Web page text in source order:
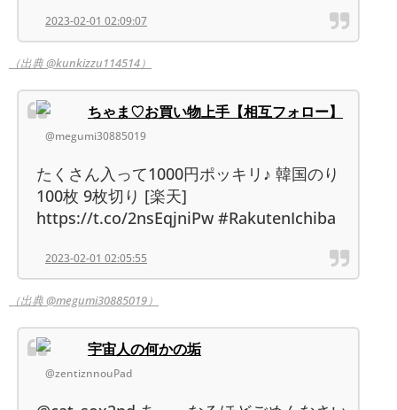
2023-02-01 02:09:07
（出典 @kunkizzu114514）
ちゃま♡お買い物上手【相互フォロー】
@megumi30885019
たくさん入って1000円ポッキリ♪ 韓国のり
100枚 9枚切り [楽天]
https://t.co/2nsEqjniPw #RakutenIchiba
2023-02-01 02:05:55
（出典 @megumi30885019）
宇宙人の何かの垢
@zentiznnouPad